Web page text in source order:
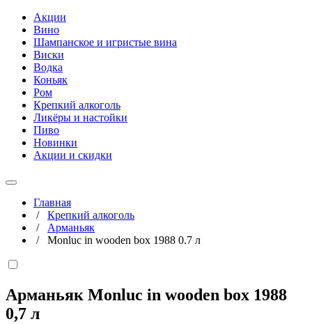
Акции
Вино
Шампанское и игристые вина
Виски
Водка
Коньяк
Ром
Крепкий алкоголь
Ликёры и настойки
Пиво
Новинки
Акции и скидки
Главная
/ Крепкий алкоголь
/ Арманьяк
/ Monluc in wooden box 1988 0.7 л
Арманьяк Monluc in wooden box 1988
0,7 л